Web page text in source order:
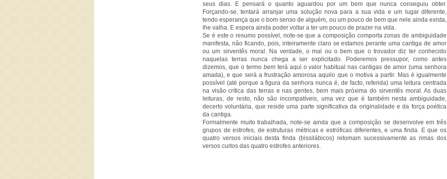
seus dias. E pensará o quanto aguardou por um bem que nunca conseguiu obter.
Forçando-se, tentará arranjar uma solução nova para a sua vida e um lugar diferente,
tendo esperança que o bom senso de alguém, ou um pouco de bem que nele ainda exista,
lhe valha. E espera ainda poder voltar a ter um pouco de prazer na vida.
Se é este o resumo possível, note-se que a composição comporta zonas de ambiguidade
manifesta, não ficando, pois, inteiramente claro se estamos perante uma cantiga de amor
ou um sirventês moral. Na verdade, o mal ou o bem que o trovador diz ter conhecido
naquelas terras nunca chega a ser explicitado. Poderemos pressupor, como antes
dizemos, que o termo bemterá aqui o valor habitual nas cantigas de amor (uma senhora
amada), e que será a frustração amorosa aquilo que o motiva a partir. Mas é igualmente
possível (até porque a figura da senhora nunca é, de facto, referida) uma leitura centrada
na visão crítica das terras e nas gentes, bem mais próxima do sirventês moral. As duas
leituras, de resto, não são incompatíveis, uma vez que é também nesta ambiguidade,
decerto voluntária, que reside uma parte significativa da originalidade e da força poética
da cantiga.
Formalmente muito trabalhada, note-se ainda que a composição se desenvolve em três
grupos de estrofes, de estruturas métricas e estróficas diferentes, e uma finda. E que os
quatro versos iniciais desta finda (bissilábicos) retomam sucessivamente as rimas dos
versos curtos das quatro estrofes anteriores.